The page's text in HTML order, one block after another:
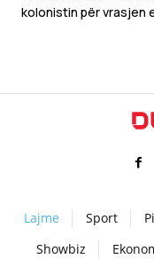
kolonistin për vrasjen
Lajme Sport
Showbiz